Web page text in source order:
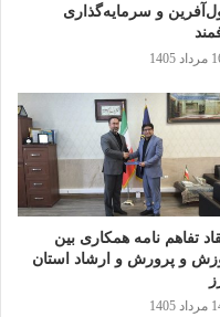
بین المللی
متالوژی آغاز شد
کرج پذیرای
شاگردی 2 شد
و سرمایه‌گذاری
1405
تفاهم نامه همکاری بین
و پرورش و ارشاد استان
1405